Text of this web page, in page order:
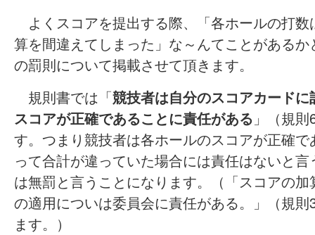
よくスコアを提出する際、「各ホールの打
算を間違えてしまった」な～んてことがある
の罰則について掲載させて頂きます。
規則書では「競技者は自分のスコアカード
スコアが正確であることに責任がある 」（規
す。つまり競技者は各ホールのスコアが正確
って合計が違っていた場合には責任はないと
は無罰と言うことになります。（「スコアの
の適用についは委員会に責任がある。」（規
ます。）